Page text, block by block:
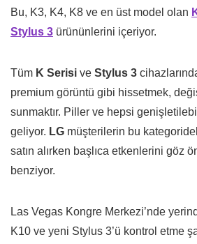
Bu, K3, K4, K8 ve en üst model olan
Stylus 3 ürününlerini içeriyor.
Tüm K Serisi ve Stylus 3
premium görüntü gibi hissetmek,
sunmaktır. Piller ve hepsi
geliyor. LG müşterilerin bu
satın alırken başlıca etkenlerini göz
benziyor.
Las Vegas Kongre Merkezi’nde
K10 ve yeni Stylus 3’ü kontrol etme